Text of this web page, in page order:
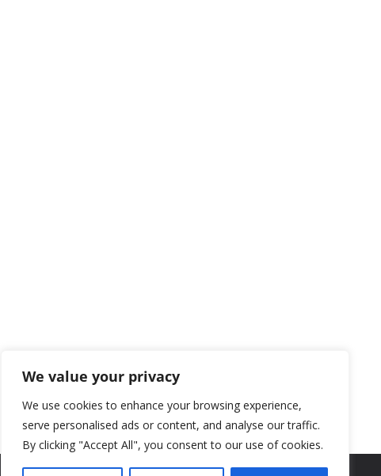
We value your privacy
We use cookies to enhance your browsing experience,
serve personalised ads or content, and analyse our traffic.
By clicking "Accept All", you consent to our use of cookies.